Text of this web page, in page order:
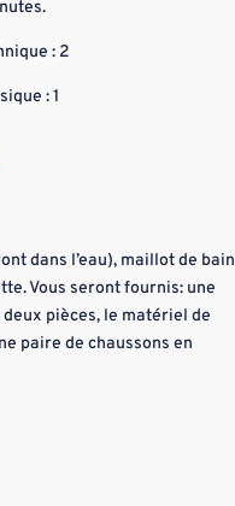
: 2
: 1
dans l’eau), maillot de bain
Vous seront fournis: une
pièces, le matériel de
paire de chaussons en